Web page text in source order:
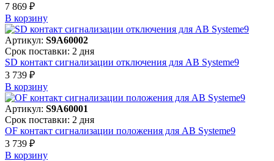
7 869 ₽
В корзинy
Артикул: S9A60002
Срок поставки: 2 дня
SD контакт сигнализации отключения для АВ Systeme9
3 739 ₽
В корзинy
Артикул: S9A60001
Срок поставки: 2 дня
OF контакт сигнализации положения для АВ Systeme9
3 739 ₽
В корзинy